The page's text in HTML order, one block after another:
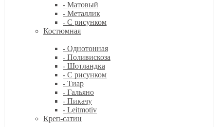
- Матовый
- Металлик
- С рисунком
Костюмная
- Однотонная
- Поливискоза
- Шотландка
- С рисунком
- Тиар
- Гальяно
- Пикачу
- Leitmotiv
Креп-сатин